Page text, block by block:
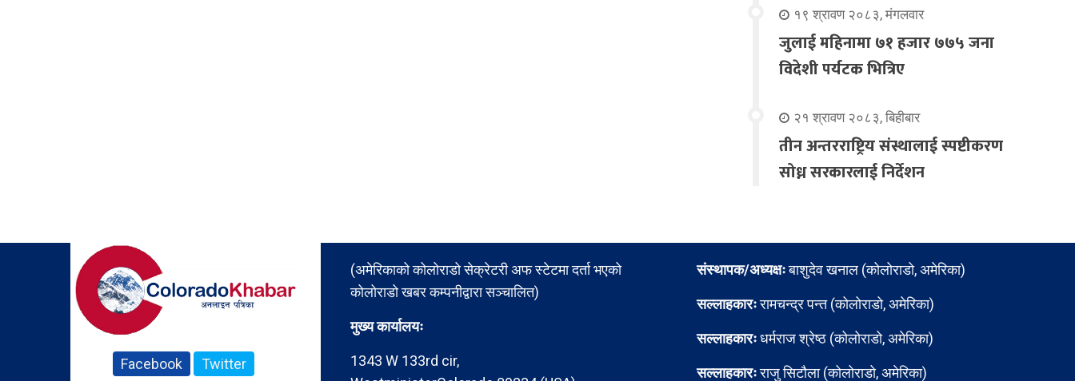
१९ श्रावण २०८३, मंगलवार
जुलाई महिनामा ७१ हजार ७७५ जना
विदेशी पर्यटक भित्रिए
२१ श्रावण २०८३, बिहीबार
तीन अन्तरराष्ट्रिय संस्थालाई स्पष्टीकरण
सोध्न सरकारलाई निर्देशन
Facebook Twitter
(अमेरिकाको कोलोराडो सेक्रेटरी अफ स्टेटमा दर्ता भएको
कोलोराडो खबर कम्पनीद्वारा सञ्चालित)
मुख्य कार्यालयः
1343 W 133rd cir,
संस्थापक/अध्यक्षःबाशुदेव खनाल (कोलोराडो, अमेरिका)
सल्लाहकारःरामचन्द्र पन्त (कोलोराडो, अमेरिका)
सल्लाहकारःधर्मराज श्रेष्ठ (कोलोराडो, अमेरिका)
सल्लाहकारःराजु सिटौला (कोलोराडो, अमेरिका)